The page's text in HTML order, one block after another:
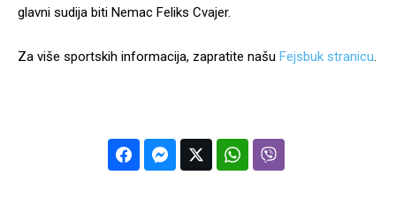
glavni sudija biti Nemac Feliks Cvajer.
Za više sportskih informacija, zapratite našu Fejsbuk stranicu.